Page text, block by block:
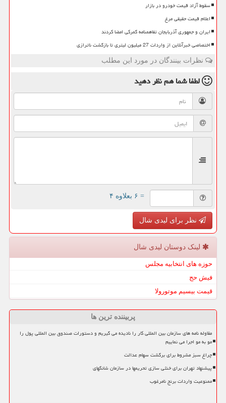
سقوط آزاد قیمت خودرو در بازار
اعلام قیمت حقیقی مرغ
ایران و جمهوری آذربایجان تفاهمنامه گمرکی امضا کردند
اختصاصی خبرآنلاین از واردات 27 میلیون لیتری تا بازگشت ناترازی
نظرات بینندگان در مورد این مطلب
لطفا شما همنظر دهید
= ۶ بعلاوه ۴
نظر برای لیدی شال
لینک دوستان لیدی شال
حوزه های انتخابیه مجلس
فیش حج
قیمت بیسیم موتورولا
پربیننده ترین ها
مقاوله نامه های سازمان بین المللی کار را نادیده می گیریم و دستورات صندوق بین المللی پول را
مو به مو اجرا می نماییم
چراغ سبز مشروط برای برگشت سهام عدالت
پیشنهاد تهران برای خنثی سازی تحریمها در سازمان شانگهای
ممنوعیت واردات برنج نامرغوب